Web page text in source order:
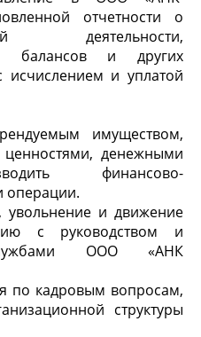
отчетности о
деятельности,
балансов и других
исчислением и уплатой
имуществом,
денежными
финансово-
операции.
и движение
с руководством и
ООО «АНК
по кадровым вопросам,
структуры